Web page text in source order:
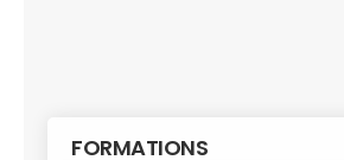
FORMATIONS